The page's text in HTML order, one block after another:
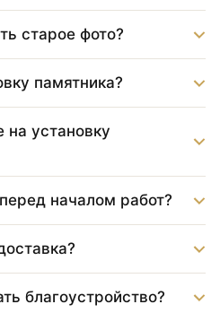
старое фото?
памятника?
установку
началом работ?
благоустройство?